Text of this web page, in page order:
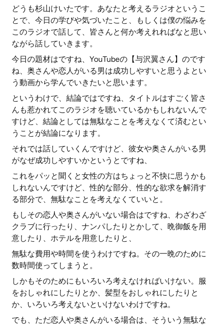
どうも杉山けいたです。あなたと考えるラジオというこ
とで、今日の学びや気づいたこと、もしくは僕の悩みを
このラジオで話して、皆さんと何か考えれればなと思い
ながら話していきます。
今日の題材はですね、YouTubeの【与沢翼さん】のです
ね、奥さんや恋人がいる男は成功しやすいと思うよとい
う動画から学んでいきたいと思います。
というわけで、結論ではですね、タイトルはすごく皆さ
んも惹かれてこのラジオを聴いているかもしれないんで
すけど、結論としては無駄なことを考えなくて済むとい
うことが結論になります。
それでは話していくんですけど、彼女や奥さんがいる男
がなぜ成功しやすいかというとですね、
これをパッと聞くと女性の方はちょっと不快に思うかも
しれないんですけど、性的な部分、性的な欲求を解消す
る部分で、無駄なことを考えなくていいと。
もしその恋人や奥さんがいない場合はですね、わざわざ
クラブに行ったり、ナンパしたりとかして、晩御飯を用
意したり、ホテルを用意したりと、
無駄な費用や時間を使うわけですね。その一晩のために
数時間使ってしまうと。
しかもそのためにもいろいろ考えなければいけない。服
をおしゃれにしたりとか、髪型をおしゃれにしたりと
か、いろいろ考えないといけないわけですね。
でも、ただ恋人や奥さんがいる場合は、そういう無駄な